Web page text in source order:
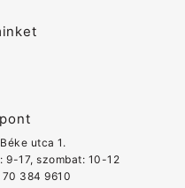
utca 1.
17, szombat: 10-12
384 9610